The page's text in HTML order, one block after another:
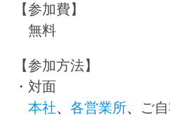
【参加費】
無料
【参加方法】
・対面
本社、 各営業所、 ご